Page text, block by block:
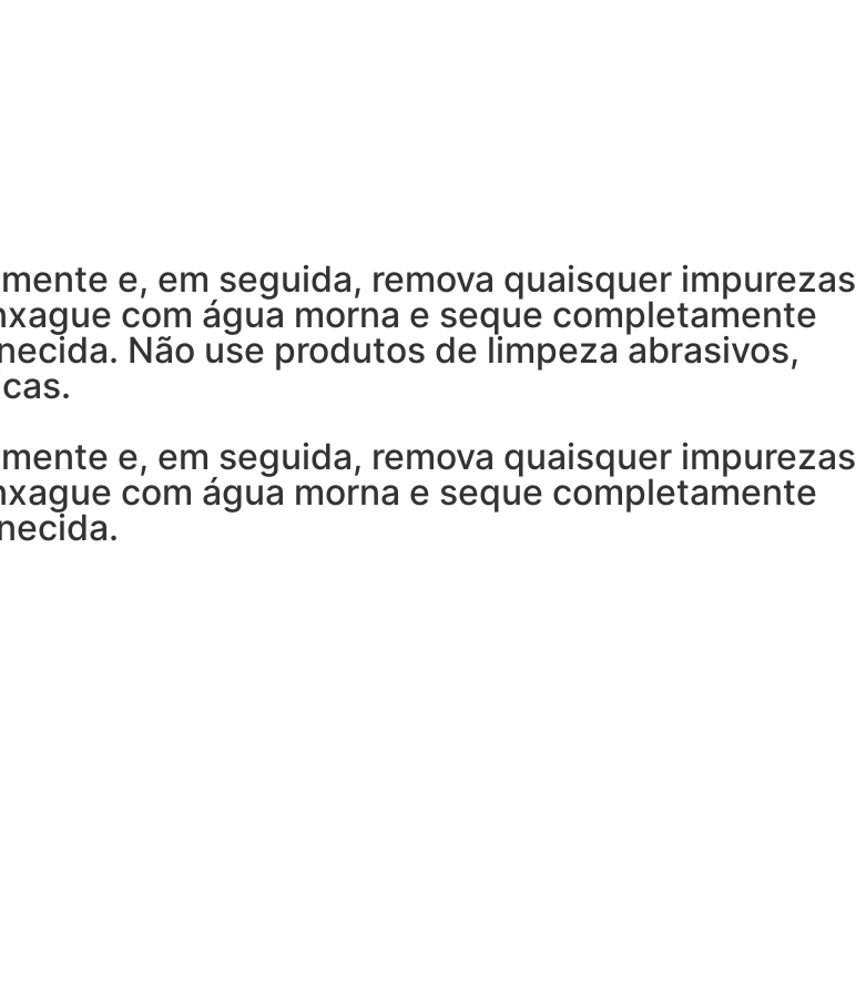
e, em seguida, remova quaisquer impurezas
com água morna e seque completamente
Não use produtos de limpeza abrasivos,
e, em seguida, remova quaisquer impurezas
com água morna e seque completamente